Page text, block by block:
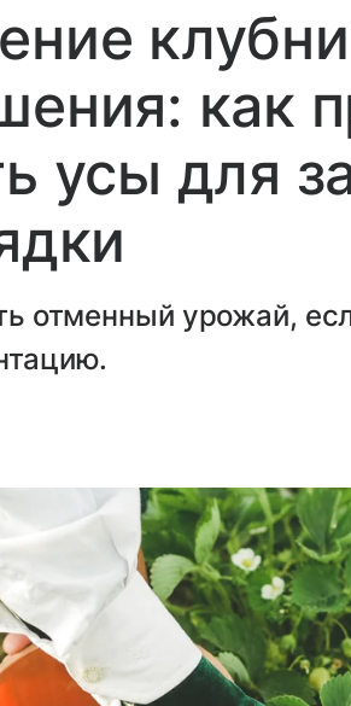
как
усы для
отменный урожай,